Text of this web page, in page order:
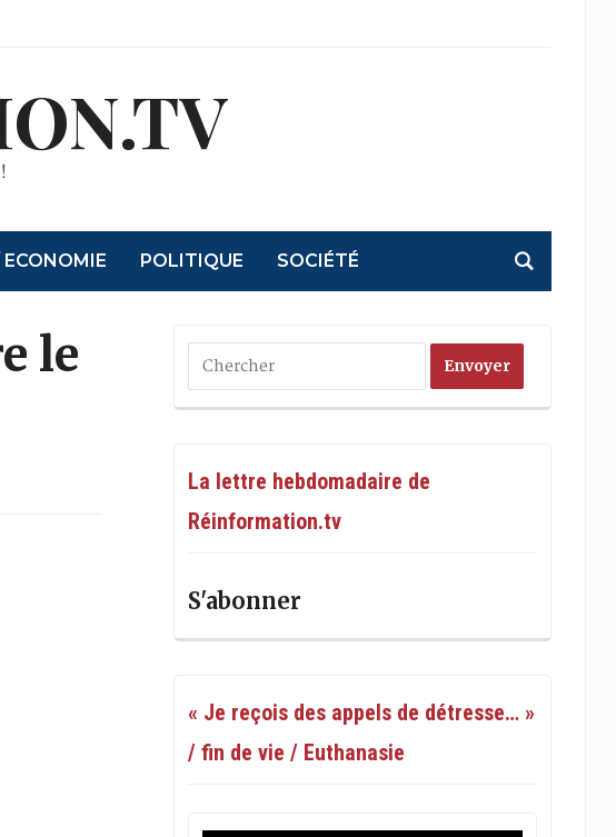
POLITIQUE SOCIÉTÉ
le
La lettre hebdomadaire de
Réinformation.tv
S'abonner
« Je reçois des appels de détresse… »
/ fin de vie / Euthanasie